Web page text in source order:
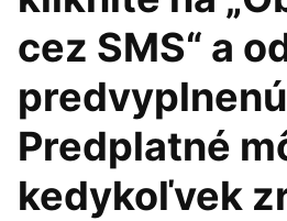
cez SMS“ a
Predplatné
kedykoľvek